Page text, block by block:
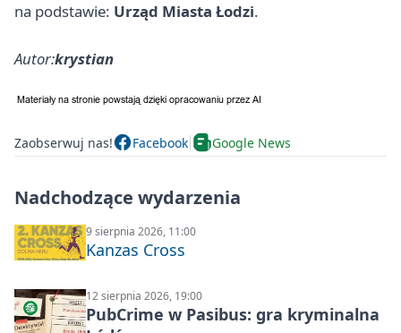
na podstawie: Urząd Miasta Łodzi.
Autor:krystian
Zaobserwuj nas! Facebook Google News
Nadchodzące wydarzenia
9 sierpnia 2026, 11:00
Kanzas Cross
12 sierpnia 2026, 19:00
PubCrime w Pasibus: gra kryminalna